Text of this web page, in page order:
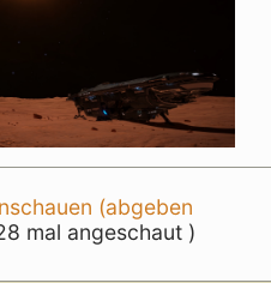
(abgeben
mal angeschaut )